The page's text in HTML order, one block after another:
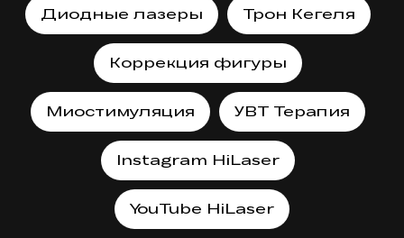
Диодные лазеры Трон Кегеля
Коррекция фигуры
Миостимуляция УВТ Терапия
Instagram HiLaser
YouTube HiLaser